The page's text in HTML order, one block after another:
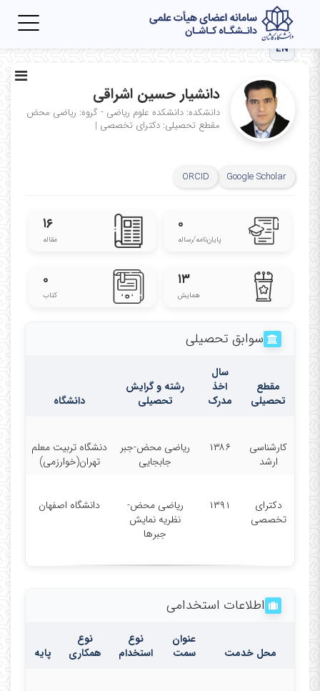
EN
دانشیار حسین اشراقی
دانشکده: دانشکده علوم ریاضی - گروه: ریاضی محض
مقطع تحصیلی: دکترای تخصصی |
Google Scholar
ORCID
۰
پایان‌نامه‌/رساله
۱۶
مقاله
۱۳
همایش
۰
کتاب
سوابق تحصیلی
مقطع
تحصیلی
سال
اخذ
مدرک
رشته و گرایش
تحصیلی
دانشگاه
کارشناسی
ارشد
۱۳۸۶
ریاضی محض-جبر
جابجایی
دنشگاه تربیت معلم
تهران(خوارزمی)
دکترای
تخصصی
۱۳۹۱
ریاضی محض-
نظریه نمایش
جبرها
دانشگاه اصفهان
اطلاعات استخدامی
محل خدمت
عنوان
سمت
نوع
استخدام
نوع
همکاری
پایه